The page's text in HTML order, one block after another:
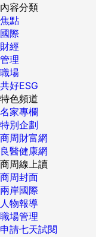
內容分類
焦點
國際
財經
管理
職場
共好ESG
特色頻道
名家專欄
特別企劃
商周財富網
良醫健康網
商周線上讀
商周封面
兩岸國際
人物報導
職場管理
申請七天試閱